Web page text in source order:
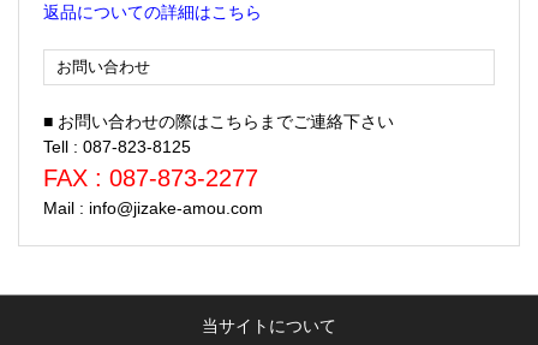
返品についての詳細はこちら
お問い合わせ
■ お問い合わせの際はこちらまでご連絡下さい
Tell : 087-823-8125
FAX : 087-873-2277
Mail : info@jizake-amou.com
当サイトについて